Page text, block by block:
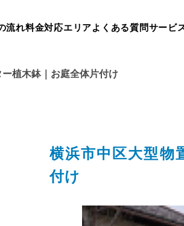
流れ料金対応エリアよくある質問サービ
植木鉢｜お庭全体片付け
横浜市中区大型物
付け